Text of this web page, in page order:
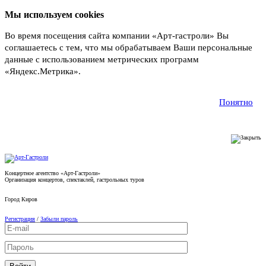
Мы используем cookies
Во время посещения сайта компании «Арт-гастроли» Вы
соглашаетесь с тем, что мы обрабатываем Ваши персональные
данные с использованием метрических программ
«Яндекс.Метрика».
Понятно
Концертное агентство «Арт-Гастроли»
Организация концертов, спектаклей, гастрольных туров
Город Киров
Регистрация / Забыли пароль